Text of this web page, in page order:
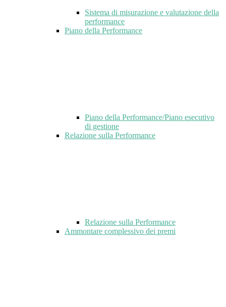
Sistema di misurazione e valutazione della
performance
Piano della Performance
Piano della Performance/Piano esecutivo
di gestione
Relazione sulla Performance
Relazione sulla Performance
Ammontare complessivo dei premi